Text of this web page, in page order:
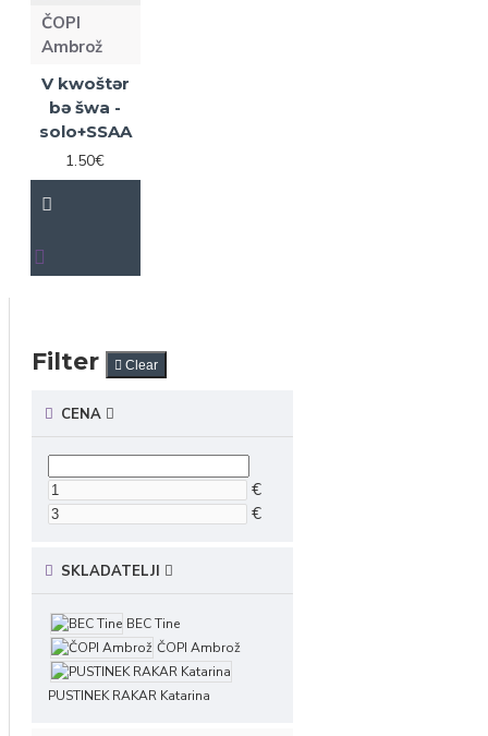
ČOPI
Ambrož
V kwoštər
bə šwa -
solo+SSAA
1.50€
Filter Clear
CENA
€
€
SKLADATELJI
BEC Tine
ČOPI Ambrož
PUSTINEK RAKAR Katarina